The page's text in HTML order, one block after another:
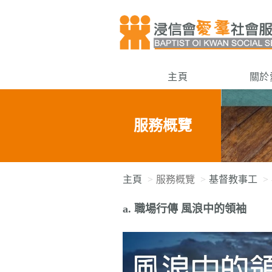
主頁 關於
服務概覽
主頁 服務概覽 基督教事工
a. 職場行傳 風浪中的領袖